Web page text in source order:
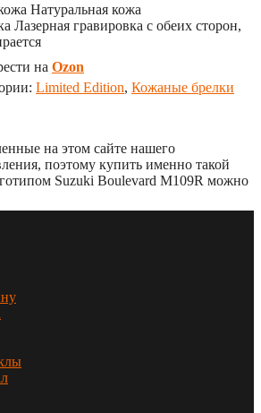
Натуральная кожа
Лазерная гравировка с обеих сторон,
на Ozon
Limited Edition, Кожаные брелки
на этом сайте нашего
поэтому купить именно такой
Suzuki Boulevard M109R можно